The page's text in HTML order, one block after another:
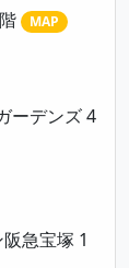
MAP
ーデンズ 4
急宝塚 1